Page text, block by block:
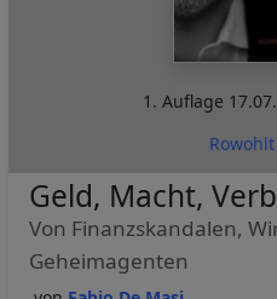
1. Auflage
Geld, Macht,
Von Finanzskandalen,
Geheimagenten